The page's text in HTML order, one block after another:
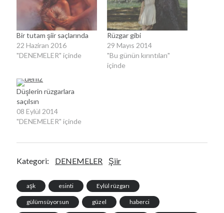
Kategoriler
Kategoriler
Bir tutam şiir saçlarında
22 Haziran 2016
"DENEMELER" içinde
Rüzgar gibi
29 Mayıs 2014
"Bu günün kırıntıları"
içinde
Düşlerin rüzgarlara
saçılsın
08 Eylül 2014
"DENEMELER" içinde
Kategori: DENEMELER Şiir
aşk esinti Eylül rüzgarı
gülümsüyorsun güzel haberci